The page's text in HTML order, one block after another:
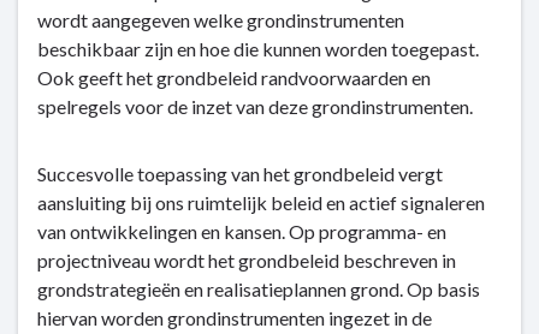
Grondbeleid
denken
wordt aangegeven welke grondinstrumenten
beschikbaar zijn en hoe die kunnen worden toegepast.
Ook geeft het grondbeleid randvoorwaarden en
spelregels voor de inzet van deze grondinstrumenten.
Succesvolle toepassing van het grondbeleid vergt
aansluiting bij ons ruimtelijk beleid en actief signaleren
van ontwikkelingen en kansen. Op programma- en
projectniveau wordt het grondbeleid beschreven in
grondstrategieën en realisatieplannen grond. Op basis
hiervan worden grondinstrumenten ingezet in de